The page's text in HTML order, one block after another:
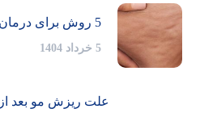
5 روش برای درمان سلولیت
5 خرداد 1404
علت ریزش مو بعد